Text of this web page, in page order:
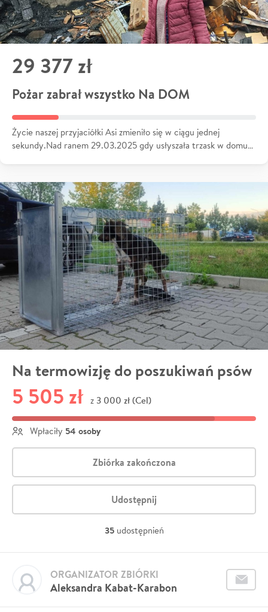
29 377 zł
Pożar zabrał wszystko Na DOM
Życie naszej przyjaciółki Asi zmieniło się w ciągu jednej
sekundy.Nad ranem 29.03.2025 gdy usłyszała trzask w domu…
Na termowizję do poszukiwań psów
5 505 zł z 3 000 zł (Cel)
Wpłaciły 54 osoby
Zbiórka zakończona
Udostępnij
35 udostępnień
Aleksandra Kabat-Karabon
ORGANIZATOR ZBIÓRKI